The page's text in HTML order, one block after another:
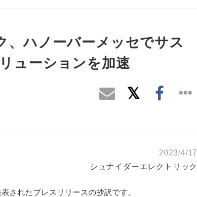
、ハノーバーメッセでサス
ューションを加速
2023/4/17
シュナイダーエレクトリック
されたプレスリリースの抄訳です。